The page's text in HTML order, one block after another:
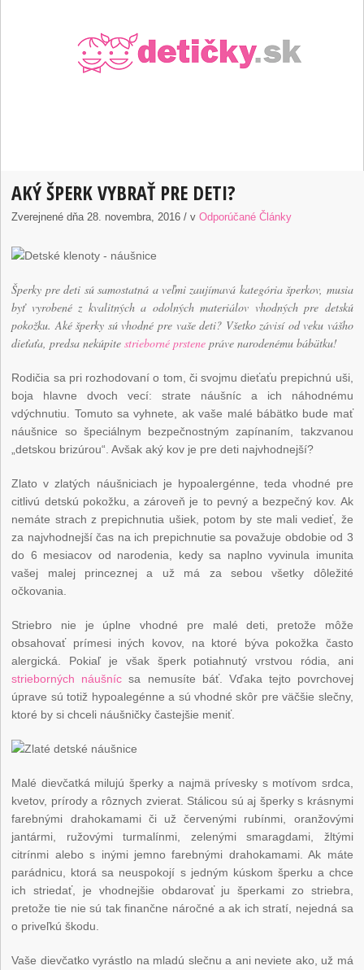
AKÝ ŠPERK VYBRAŤ PRE DETI?
Zverejnené dňa 28. novembra, 2016 / vOdporúčané Články
Šperky pre deti sú samostatná a veľmi zaujímavá kategória šperkov, musia
byť vyrobené z kvalitných a odolných materiálov vhodných pre detskú
pokožku. Aké šperky sú vhodné pre vaše deti? Všetko závisí od veku vášho
dieťaťa, predsa nekúpitestrieborné prstene práve narodenému bábätku!
Rodičia sa pri rozhodovaní o tom, či svojmu dieťaťu prepichnú uši,
boja hlavne dvoch vecí: strate náušníc a ich náhodnému
vdýchnutiu. Tomuto sa vyhnete, ak vaše malé bábätko bude mať
náušnice so špeciálnym bezpečnostným zapínaním, takzvanou
„detskou brizúrou“. Avšak aký kov je pre deti najvhodnejší?
Zlato v zlatých náušniciach je hypoalergénne, teda vhodné pre
citlivú detskú pokožku, a zároveň je to pevný a bezpečný kov. Ak
nemáte strach z prepichnutia ušiek, potom by ste mali vedieť, že
za najvhodnejší čas na ich prepichnutie sa považuje obdobie od 3
do 6 mesiacov od narodenia, kedy sa naplno vyvinula imunita
vašej malej princeznej a už má za sebou všetky dôležité
očkovania.
Striebro nie je úplne vhodné pre malé deti, pretože môže
obsahovať prímesi iných kovov, na ktoré býva pokožka často
alergická. Pokiaľ je však šperk potiahnutý vrstvou ródia, ani
strieborných náušníc sa nemusíte báť. Vďaka tejto povrchovej
úprave sú totiž hypoalegénne a sú vhodné skôr pre väčšie slečny,
ktoré by si chceli náušničky častejšie meniť.
Malé dievčatká milujú šperky a najmä prívesky s motívom srdca,
kvetov, prírody a rôznych zvierat. Stálicou sú aj šperky s krásnymi
farebnými drahokamami či už červenými rubínmi, oranžovými
jantármi, ružovými turmalínmi, zelenými smaragdami, žltými
citrínmi alebo s inými jemno farebnými drahokamami. Ak máte
parádnicu, ktorá sa neuspokojí s jedným kúskom šperku a chce
ich striedať, je vhodnejšie obdarovať ju šperkami zo striebra,
pretože tie nie sú tak finančne náročné a ak ich stratí, nejedná sa
o priveľkú škodu.
Vaše dievčatko vyrástlo na mladú slečnu a ani neviete ako, už má